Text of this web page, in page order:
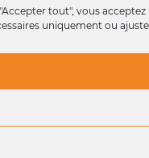
tout", vous
uniquement ou